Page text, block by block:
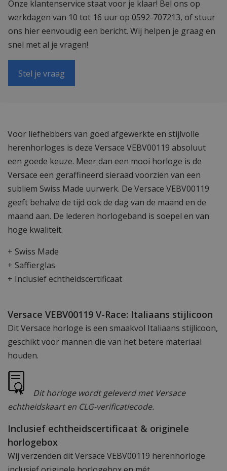
Onze klantenservice staat voor je klaar! Bel ons op
werkdagen van 10 tot 16 uur op 0592-707213, of stuur
ons hier eenvoudig een bericht. Wij helpen je graag en
snel met al je vragen!
Stel je vraag
Voor liefhebbers van goed afgewerkte en stijlvolle
herenhorloges is deze Versace VEBV00119 absoluut
een goede keuze. Meer dan een mooi horloge is de
Versace een geraffineerd sieraad voorzien van een
subliem Swiss Made uurwerk. De Versace VEBV00119
geeft behalve de tijd ook de dag van de maand en de
maand aan. De lederen horlogeband is soepel en van
hoge kwaliteit.
+ Swiss Made
+ Saffierglas
+ Inclusief echtheidscertificaat
Versace VEBV00119 V-Race: Italiaans stijlicoon
Dit Versace horloge is een smaakvol Italiaans stijlicoon,
geschikt voor mannen die van het betere materiaal
houden.
Dit horloge wordt geleverd met Versace
echtheidskaart en CLG-verificatiecode.
Inclusief echtheidscertificaat & originele
horlogebox
Wij verzenden dit Versace VEBV00119 herenhorloge